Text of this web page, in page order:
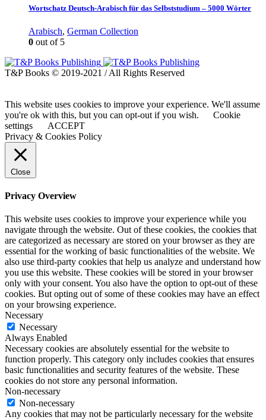
Wortschatz Deutsch-Arabisch für das Selbststudium – 5000 Wörter
Arabisch, German Collection
0 out of 5
T&P Books © 2019-2021 / All Rights Reserved
This website uses cookies to improve your experience. We'll assume
you're ok with this, but you can opt-out if you wish.
Cookie
settings
ACCEPT
Privacy & Cookies Policy
Close
Privacy Overview
This website uses cookies to improve your experience while you
navigate through the website. Out of these cookies, the cookies that
are categorized as necessary are stored on your browser as they are
essential for the working of basic functionalities of the website. We
also use third-party cookies that help us analyze and understand how
you use this website. These cookies will be stored in your browser
only with your consent. You also have the option to opt-out of these
cookies. But opting out of some of these cookies may have an effect
on your browsing experience.
Necessary
Necessary
Always Enabled
Necessary cookies are absolutely essential for the website to
function properly. This category only includes cookies that ensures
basic functionalities and security features of the website. These
cookies do not store any personal information.
Non-necessary
Non-necessary
Any cookies that may not be particularly necessary for the website